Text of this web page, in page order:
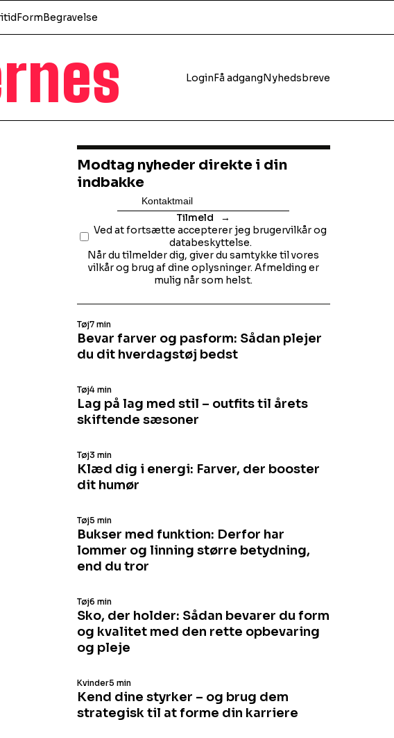
LoginFå adgangNyhedsbreve
FormBegravelse
Modtag nyheder direkte i din
indbakke
Tilmeld
Ved at fortsætte accepterer jeg brugervilkår og
databeskyttelse.
Når du tilmelder dig, giver du samtykke til vores
vilkår og brug af dine oplysninger. Afmelding er
mulig når som helst.
Bevar farver og pasform: Sådan plejer
du dit hverdagstøj bedst
Tøj7 min
Lag på lag med stil – outfits til årets
skiftende sæsoner
Tøj4 min
Klæd dig i energi: Farver, der booster
dit humør
Tøj3 min
Bukser med funktion: Derfor har
lommer og linning større betydning,
end du tror
Tøj5 min
Sko, der holder: Sådan bevarer du form
og kvalitet med den rette opbevaring
og pleje
Tøj6 min
Kend dine styrker – og brug dem
strategisk til at forme din karriere
Kvinder5 min